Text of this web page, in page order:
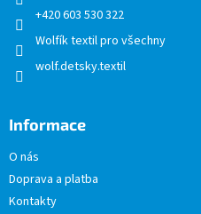
+420 603 530 322
Wolfík textil pro všechny
wolf.detsky.textil
Informace
O nás
Doprava a platba
Kontakty